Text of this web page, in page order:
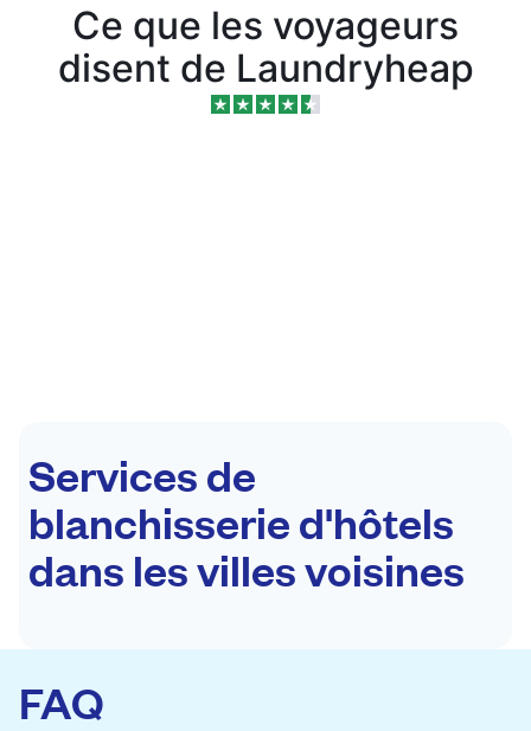
Ce que les voyageurs
disent de Laundryheap
Services de
blanchisserie d'hôtels
dans les villes voisines
FAQ